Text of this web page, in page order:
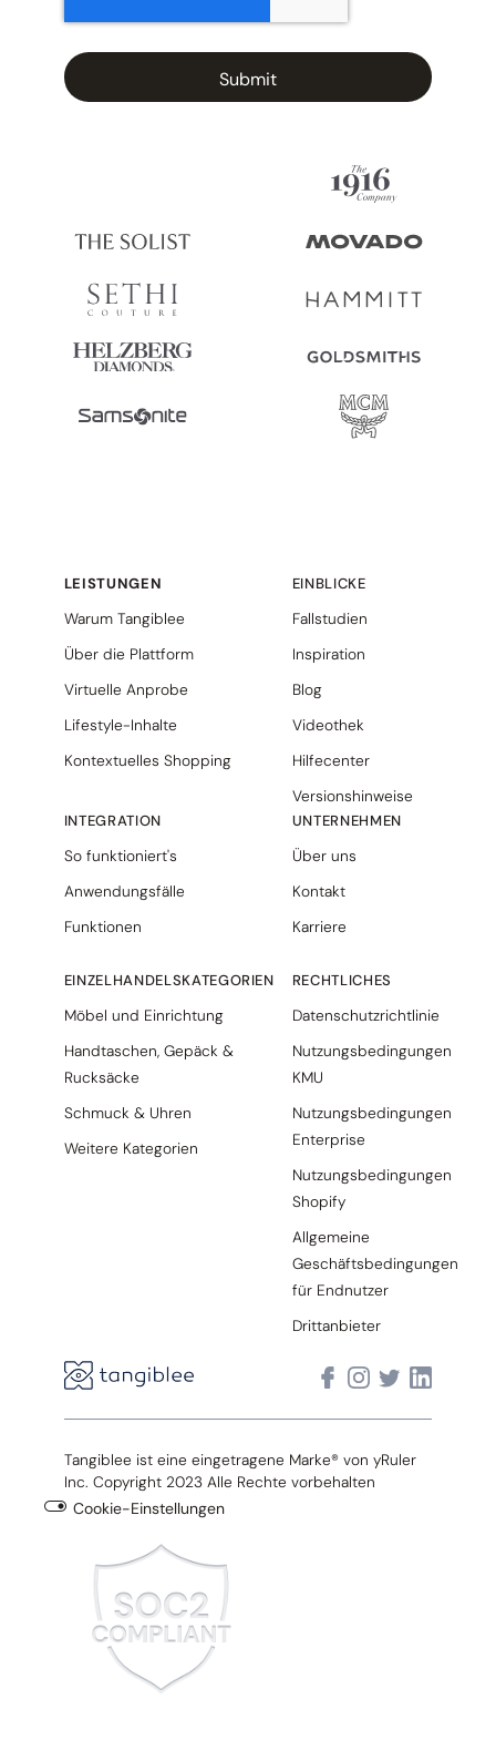
LEISTUNGEN
Warum Tangiblee
Über die Plattform
Virtuelle Anprobe
Lifestyle-Inhalte
Kontextuelles Shopping
INTEGRATION
So funktioniert's
Anwendungsfälle
Funktionen
EINZELHANDELSKATEGORIEN
Möbel und Einrichtung
Handtaschen, Gepäck &
Rucksäcke
Schmuck & Uhren
Weitere Kategorien
EINBLICKE
Fallstudien
Inspiration
Blog
Videothek
Hilfecenter
Versionshinweise
UNTERNEHMEN
Über uns
Kontakt
Karriere
RECHTLICHES
Datenschutzrichtlinie
Nutzungsbedingungen
KMU
Nutzungsbedingungen
Enterprise
Nutzungsbedingungen
Shopify
Allgemeine
Geschäftsbedingungen
für Endnutzer
Drittanbieter
Tangiblee ist eine eingetragene Marke® von yRuler
Inc. Copyright 2023 Alle Rechte vorbehalten
Cookie-Einstellungen